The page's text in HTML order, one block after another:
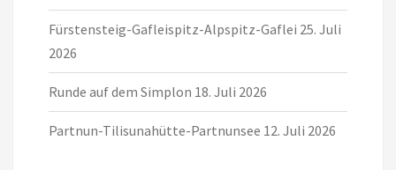
Fürstensteig-Gafleispitz-Alpspitz-Gaflei 25. Juli
2026
Runde auf dem Simplon 18. Juli 2026
Partnun-Tilisunahütte-Partnunsee 12. Juli 2026